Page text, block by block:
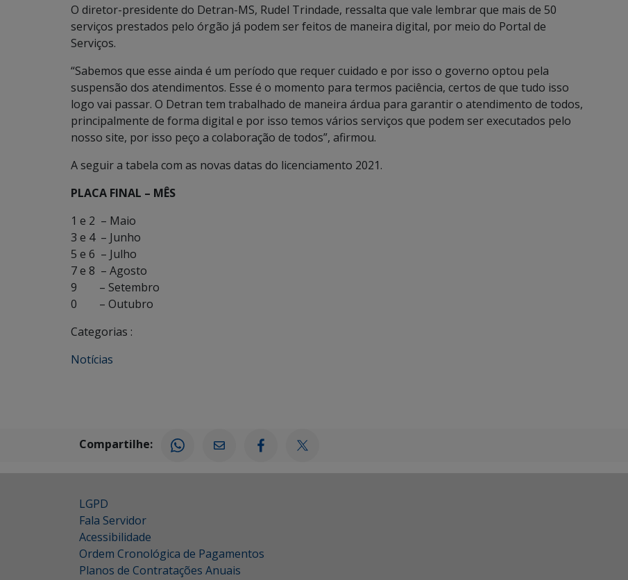
O diretor-presidente do Detran-MS, Rudel Trindade, ressalta que vale lembrar que mais de 50
serviços prestados pelo órgão já podem ser feitos de maneira digital, por meio do Portal de
Serviços.
“Sabemos que esse ainda é um período que requer cuidado e por isso o governo optou pela
suspensão dos atendimentos. Esse é o momento para termos paciência, certos de que tudo isso
logo vai passar. O Detran tem trabalhado de maneira árdua para garantir o atendimento de todos,
principalmente de forma digital e por isso temos vários serviços que podem ser executados pelo
nosso site, por isso peço a colaboração de todos”, afirmou.
A seguir a tabela com as novas datas do licenciamento 2021.
PLACA FINAL – MÊS
1 e 2 – Maio
3 e 4 – Junho
5 e 6 – Julho
7 e 8 – Agosto
9 – Setembro
0 – Outubro
Categorias :
Notícias
Compartilhe:
LGPD
Fala Servidor
Acessibilidade
Ordem Cronológica de Pagamentos
Planos de Contratações Anuais